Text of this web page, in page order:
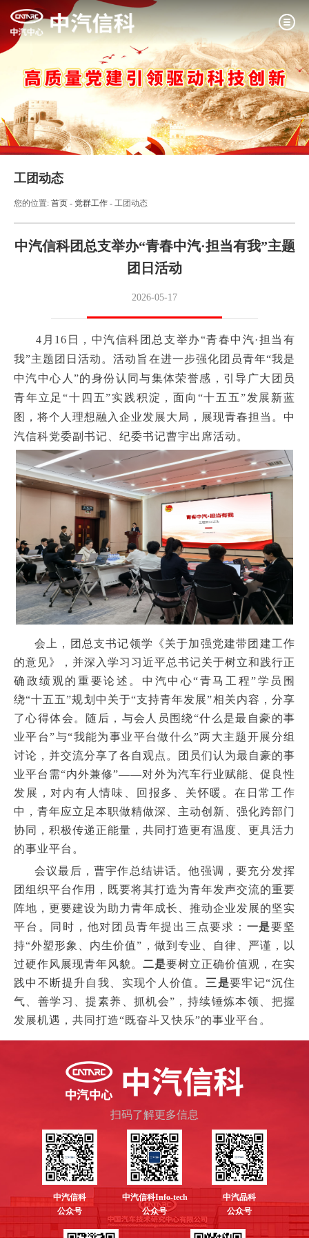
工团动态
您的位置: 首页 - 党群工作 - 工团动态
中汽信科团总支举办“青春中汽·担当有我”主题
团日活动
2026-05-17
4月16日，中汽信科团总支举办“青春中汽·担当有
我”主题团日活动。活动旨在进一步强化团员青年“我是
中汽中心人”的身份认同与集体荣誉感，引导广大团员
青年立足“十四五”实践积淀，面向“十五五”发展新蓝
图，将个人理想融入企业发展大局，展现青春担当。中
汽信科党委副书记、纪委书记曹宇出席活动。
会上，团总支书记领学《关于加强党建带团建工作
的意见》，并深入学习习近平总书记关于树立和践行正
确政绩观的重要论述。中汽中心“青马工程”学员围
绕“十五五”规划中关于“支持青年发展”相关内容，分享
了心得体会。随后，与会人员围绕“什么是最自豪的事
业平台”与“我能为事业平台做什么”两大主题开展分组
讨论，并交流分享了各自观点。团员们认为最自豪的事
业平台需“内外兼修”——对外为汽车行业赋能、促良性
发展，对内有人情味、回报多、关怀暖。在日常工作
中，青年应立足本职做精做深、主动创新、强化跨部门
协同，积极传递正能量，共同打造更有温度、更具活力
的事业平台。
会议最后，曹宇作总结讲话。他强调，要充分发挥
团组织平台作用，既要将其打造为青年发声交流的重要
阵地，更要建设为助力青年成长、推动企业发展的坚实
平台。同时，他对团员青年提出三点要求： 一是要坚
持“外塑形象、内生价值”，做到专业、自律、严谨，以
过硬作风展现青年风貌。 二是要树立正确价值观，在实
践中不断提升自我、实现个人价值。 三是要牢记“沉住
气、善学习、提素养、抓机会”，持续锤炼本领、把握
发展机遇，共同打造“既奋斗又快乐”的事业平台。
扫码了解更多信息
中汽信科
公众号
中汽信科Info-tech
公众号
中汽品科
公众号